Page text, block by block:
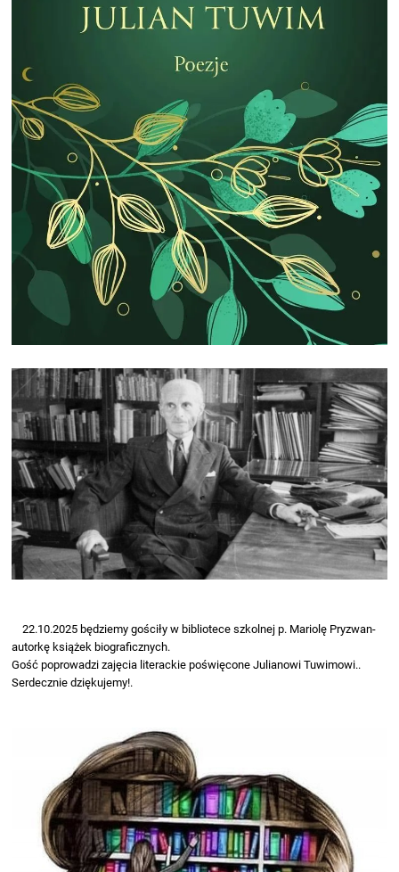
22.10.2025 będziemy gościły w bibliotece szkolnej p. Mariolę Pryzwan-
autorkę książek biograficznych.
Gość poprowadzi zajęcia literackie poświęcone Julianowi Tuwimowi..
Serdecznie dziękujemy!.